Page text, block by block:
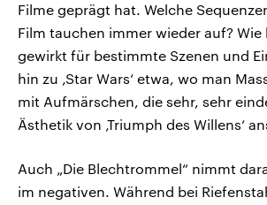
Filme geprägt hat. Welche
Film tauchen immer wieder auf? Wie
gewirkt für bestimmte Szenen und
hin zu ‚Star Wars‘ etwa, wo man
mit Aufmärschen, die sehr, sehr
Ästhetik von ‚Triumph des Willens‘
Auch „Die Blechtrommel“ nimmt
im negativen. Während bei